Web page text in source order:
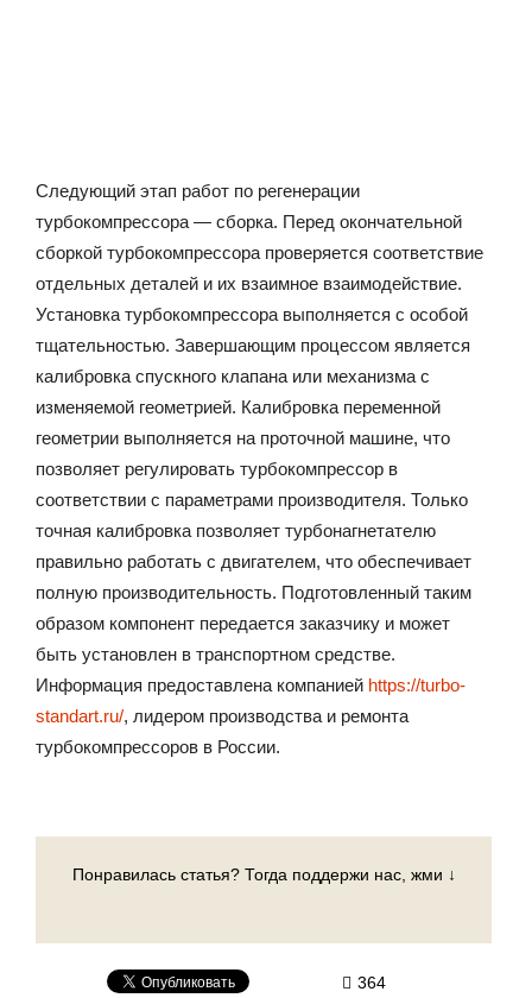
Следующий этап работ по регенерации
турбокомпрессора — сборка. Перед окончательной
сборкой турбокомпрессора проверяется соответствие
отдельных деталей и их взаимное взаимодействие.
Установка турбокомпрессора выполняется с особой
тщательностью. Завершающим процессом является
калибровка спускного клапана или механизма с
изменяемой геометрией. Калибровка переменной
геометрии выполняется на проточной машине, что
позволяет регулировать турбокомпрессор в
соответствии с параметрами производителя. Только
точная калибровка позволяет турбонагнетателю
правильно работать с двигателем, что обеспечивает
полную производительность. Подготовленный таким
образом компонент передается заказчику и может
быть установлен в транспортном средстве.
Информация предоставлена компанией https://turbo-
standart.ru/, лидером производства и ремонта
турбокомпрессоров в России.
Понравилась статья? Тогда поддержи нас, жми ↓
364